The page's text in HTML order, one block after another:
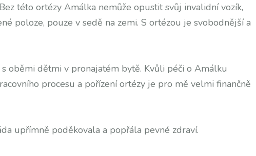
této ortézy Amálka nemůže opustit svůj invalidní vozík,
poloze, pouze v sedě na zemi. S ortézou je svobodnější a
oběmi dětmi v pronajatém bytě. Kvůli péči o Amálku
procesu a pořízení ortézy je pro mě velmi finančně
upřímně poděkovala a popřála pevné zdraví.